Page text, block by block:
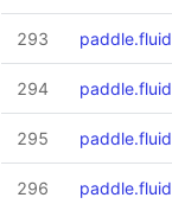
293
294
295
296